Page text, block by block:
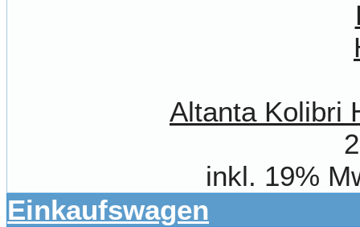
Altanta Kolibri
inkl. 19%
Einkaufswagen